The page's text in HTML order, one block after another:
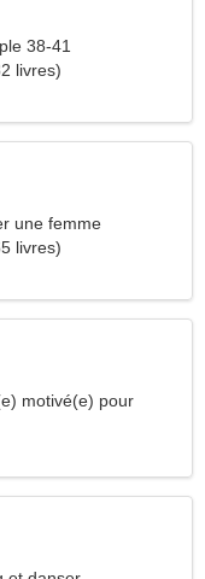
38-41
livres)
une femme
livres)
motivé(e) pour